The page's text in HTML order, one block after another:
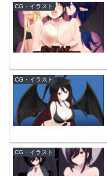
CG・イラスト
CG・イラスト
CG・イラスト